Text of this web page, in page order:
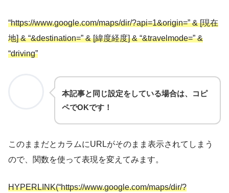
“https://www.google.com/maps/dir/?api=1&origin=” & [現在
地] & “&destination=” & [緯度経度] & “&travelmode=” &
“driving”
本記事と同じ設定をしている場合は、コピ
ペでOKです！
このままだとカラムにURLがそのまま表示されてしまう
ので、関数を使って表現を変えてみます。
HYPERLINK(“https://www.google.com/maps/dir/?